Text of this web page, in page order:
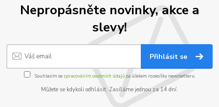
Nepropásněte novinky, akce a
slevy!
Přihlásit se
Souhlasím se zpracováním osobních údajůza účelem rozesílky newsletteru.
Můžete se kdykoli odhlásit. Zasíláme jednou za 14 dní.